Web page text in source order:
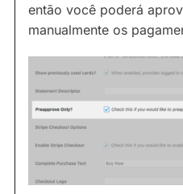
então você poderá
manualmente os